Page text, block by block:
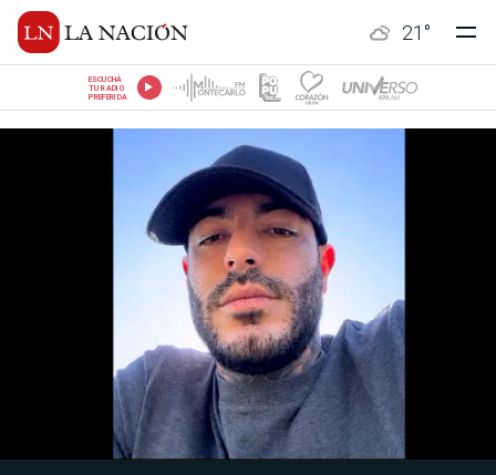
21 °
ESCUCHÁ
TU RADIO
PREFERIDA